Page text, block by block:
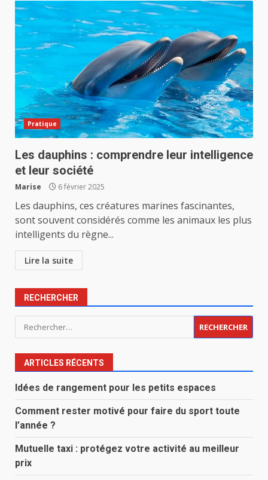
Pratique
Les dauphins : comprendre leur intelligence
et leur société
Marise 6 février 2025
Les dauphins, ces créatures marines fascinantes,
sont souvent considérés comme les animaux les plus
intelligents du règne...
Lire la suite
RECHERCHER
Rechercher :
ARTICLES RÉCENTS
Idées de rangement pour les petits espaces
Comment rester motivé pour faire du sport toute
l’année ?
Mutuelle taxi : protégez votre activité au meilleur
prix